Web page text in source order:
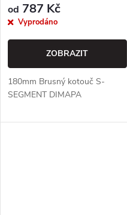
od 787 Kč
Vyprodáno
ZOBRAZIT
180mm Brusný kotouč S-
SEGMENT DIMAPA